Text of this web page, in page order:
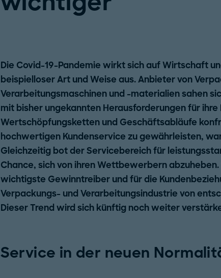
Die Covid-19-Pandemie wirkt sich auf Wirtschaft
beispielloser Art und Weise aus. Anbieter von
Verarbeitungsmaschinen und -materialien sahen
mit bisher ungekannten Herausforderungen für
Wertschöpfungsketten und Geschäftsabläufe
hochwertigen Kundenservice zu gewährleisten,
Gleichzeitig bot der Servicebereich für
Chance, sich von ihren Wettbewerbern
wichtigste Gewinntreiber und für die
Verpackungs- und Verarbeitungsindustrie von
Dieser Trend wird sich künftig noch weiter
Service in der neuen